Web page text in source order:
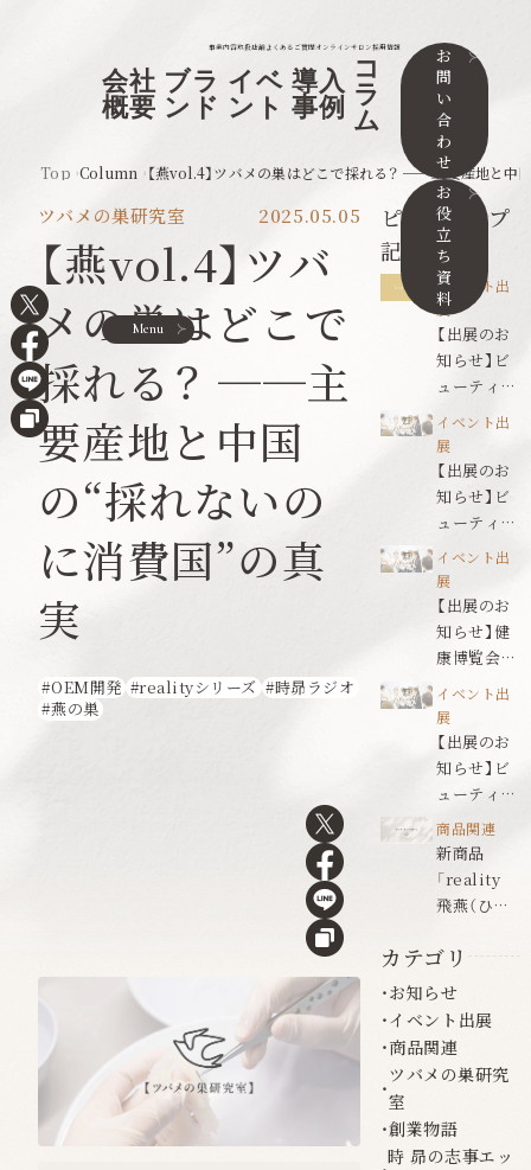
事業内容取扱店舗よくあるご質問オンラインサロン採用情報
会社
概要
ブラ
ンド
イベ
ント
導入
事例
コ
ラ
ム
お
問
い
合
わ
せ
お
役
立
ち
資
料
Menu
Top Column 【燕vol.4】ツバメの巣はどこで採れる？ ──主要産地と中
ツバメの巣研究室 2025.05.05
【燕vol.4】ツバ
メの巣はどこで
採れる？ ──主
要産地と中国
の“採れないの
に消費国”の真
実
OEM開発 realityシリーズ
時昴ラジオ
燕の巣
ピックアップ
記事
イベント出
展
【出展のお
知らせ】ビ
ューティワ
ールドジャ
パン東京
イベント出
展
【出展のお
知らせ】ビ
ューティワ
ールドジャ
パン名古屋
イベント出
展
【出展のお
知らせ】健
康博覧会
2026
イベント出
展
【出展のお
知らせ】ビ
ューティワ
ールドジャ
パン福岡
商品関連
新商品
「reality
飛燕（ひえ
お知らせ
カテゴリ
お知らせ
イベント出展
商品関連
ツバメの巣研究
室
創業物語
時 昴の志事エッ